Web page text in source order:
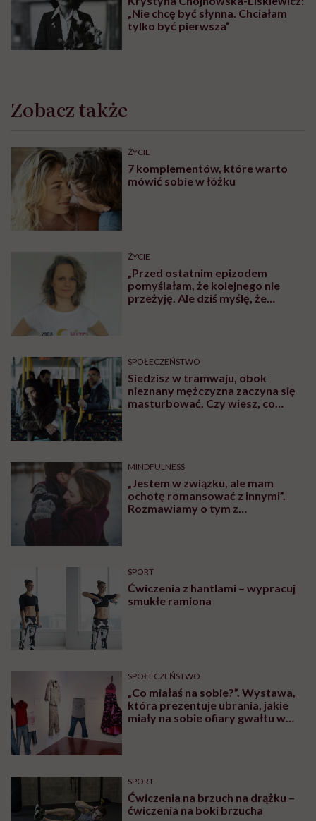
„Nie chcę być słynna. Chciałam
tylko być pierwsza”
Zobacz także
ŻYCIE
7 komplementów, które warto
mówić sobie w łóżku
ŻYCIE
„Przed ostatnim epizodem
pomyślałam, że kolejnego nie
przeżyję. Ale dziś myślę, że
SPOŁECZEŃSTWO
Siedzisz w tramwaju, obok
nieznany mężczyzna zaczyna się
masturbować. Czy wiesz, co
MINDFULNESS
„Jestem w związku, ale mam
ochotę romansować z innymi”.
Rozmawiamy o tym z
SPORT
Ćwiczenia z hantlami – wypracuj
smukłe ramiona
SPOŁECZEŃSTWO
„Co miałaś na sobie?”. Wystawa,
która prezentuje ubrania, jakie
miały na sobie ofiary gwałtu w
SPORT
Ćwiczenia na brzuch na drążku –
ćwiczenia na boki brzucha